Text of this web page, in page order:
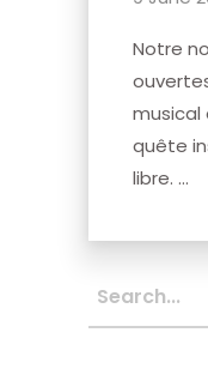
Notre
musical
quête
libre. ...